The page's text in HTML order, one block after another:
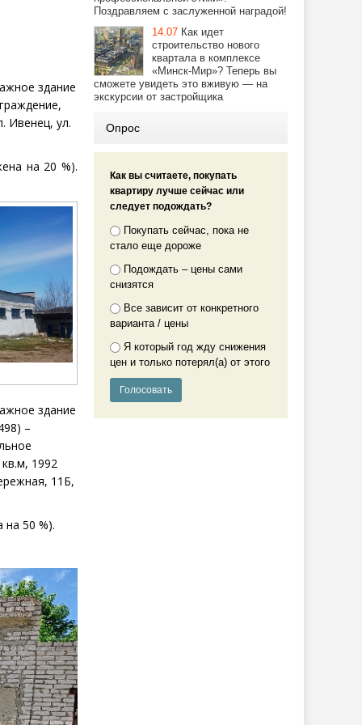
здание
. Ивенец, ул.
на 20 %).
здание
–
1992
11Б,
на 50 %).
Поздравляем с заслуженной наградой!
14.07 Как идет
строительство нового
квартала в комплексе
«Минск-Мир»? Теперь вы
сможете увидеть это вживую — на
экскурсии от застройщика
Опрос
Как вы считаете, покупать
квартиру лучше сейчас или
следует подождать?
Покупать сейчас, пока не
стало еще дороже
Подождать – цены сами
снизятся
Все зависит от конкретного
варианта / цены
Я который год жду снижения
цен и только потерял(а) от этого